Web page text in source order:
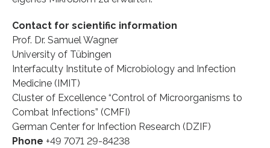
Contact for scientific information
Prof. Dr. Samuel Wagner
University of Tübingen
Interfaculty Institute of Microbiology and Infection
Medicine (IMIT)
Cluster of Excellence “Control of Microorganisms to
Combat Infections” (CMFI)
German Center for Infection Research (DZIF)
Phone +49 7071 29-84238